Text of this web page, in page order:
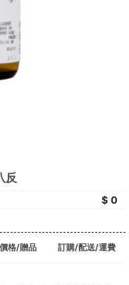
反
0
格/贈品 訂購/配送/運費